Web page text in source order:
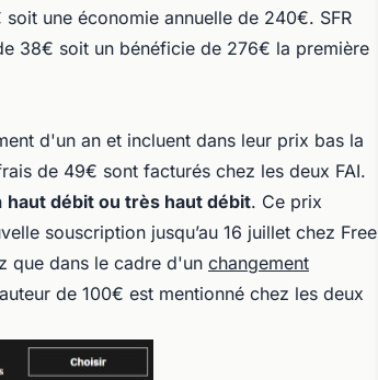
une économie annuelle de 240€. SFR
38€ soit un bénéficie de 276€ la première
d'un an et incluent dans leur prix bas la
de 49€ sont facturés chez les deux FAI.
haut débit ou très haut débit. Ce prix
souscription jusqu’au 16 juillet chez Free
que dans le cadre d'un changement
de 100€ est mentionné chez les deux